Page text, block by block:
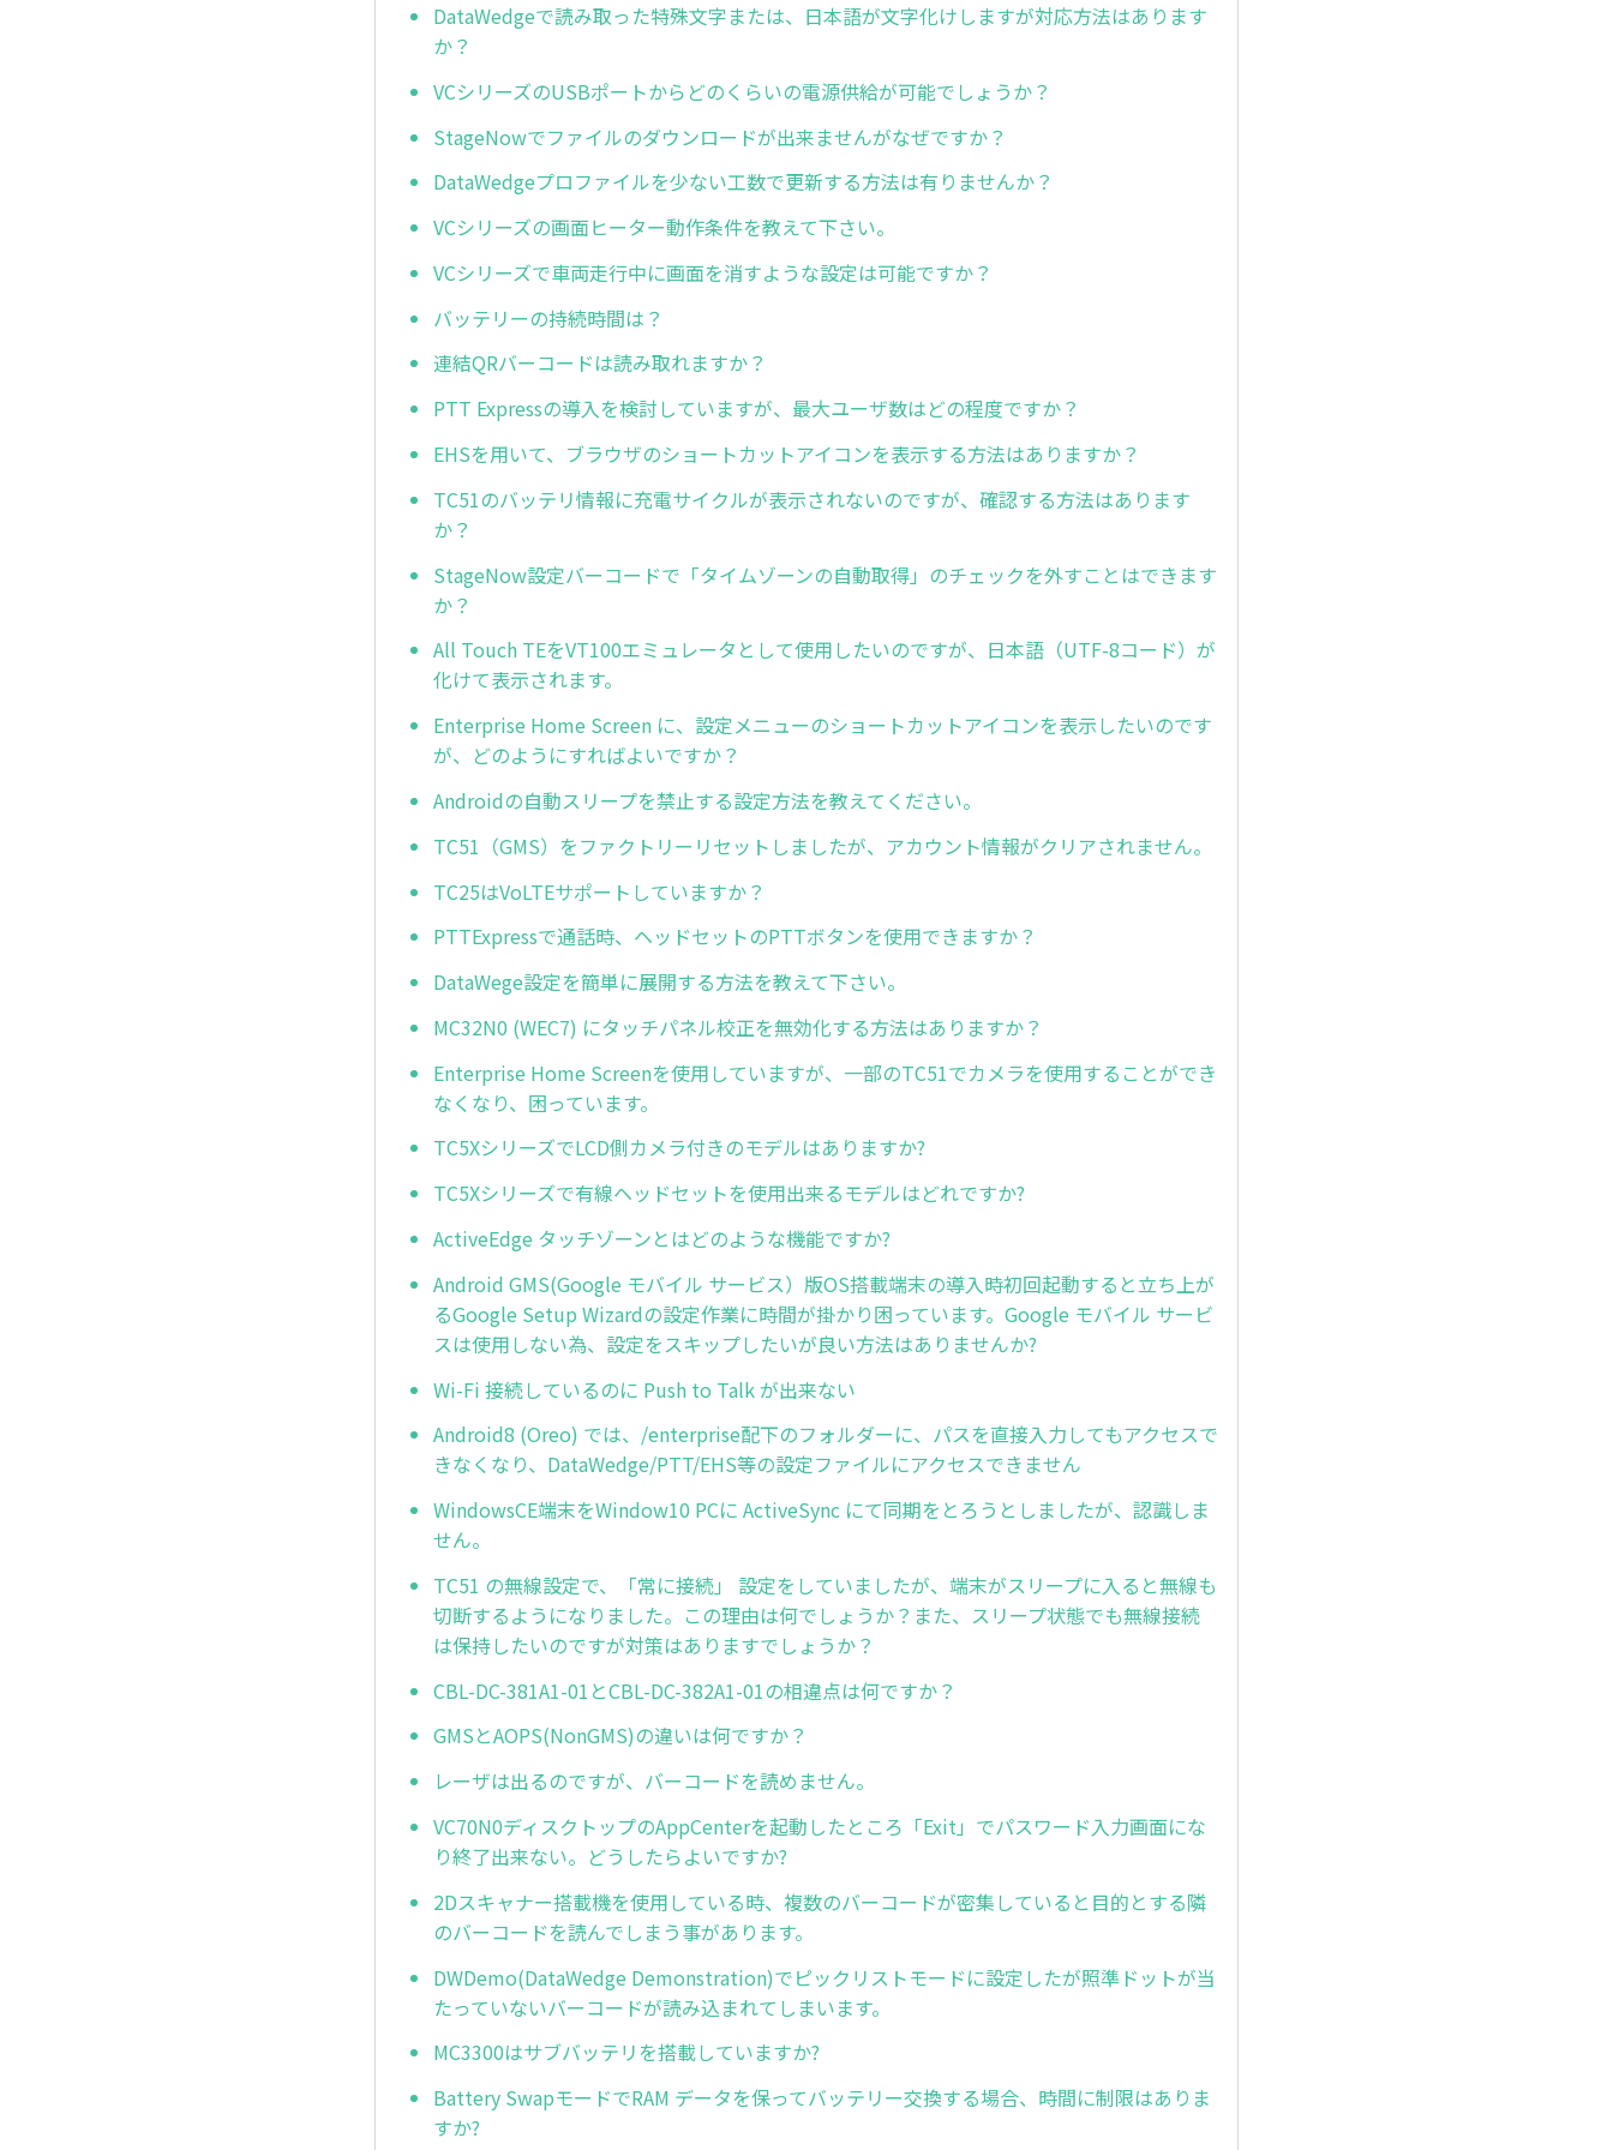
DataWedgeで読み取った特殊文字または、日本語が文字化けしますが対応方法はあります
か？
VCシリーズのUSBポートからどのくらいの電源供給が可能でしょうか？
StageNowでファイルのダウンロードが出来ませんがなぜですか？
DataWedgeプロファイルを少ない工数で更新する方法は有りませんか？
VCシリーズの画面ヒーター動作条件を教えて下さい。
VCシリーズで車両走行中に画面を消すような設定は可能ですか？
バッテリーの持続時間は？
連結QRバーコードは読み取れますか？
PTT Expressの導入を検討していますが、最大ユーザ数はどの程度ですか？
EHSを用いて、ブラウザのショートカットアイコンを表示する方法はありますか？
TC51のバッテリ情報に充電サイクルが表示されないのですが、確認する方法はあります
か？
StageNow設定バーコードで「タイムゾーンの自動取得」のチェックを外すことはできます
か？
All Touch TEをVT100エミュレータとして使用したいのですが、日本語（UTF-8コード）が
化けて表示されます。
Enterprise Home Screen に、設定メニューのショートカットアイコンを表示したいのです
が、どのようにすればよいですか？
Androidの自動スリープを禁止する設定方法を教えてください。
TC51（GMS）をファクトリーリセットしましたが、アカウント情報がクリアされません。
TC25はVoLTEサポートしていますか？
PTTExpressで通話時、ヘッドセットのPTTボタンを使用できますか？
DataWege設定を簡単に展開する方法を教えて下さい。
MC32N0 (WEC7) にタッチパネル校正を無効化する方法はありますか？
Enterprise Home Screenを使用していますが、一部のTC51でカメラを使用することができ
なくなり、困っています。
TC5XシリーズでLCD側カメラ付きのモデルはありますか?
TC5Xシリーズで有線ヘッドセットを使用出来るモデルはどれですか?
ActiveEdge タッチゾーンとはどのような機能ですか?
Android GMS(Google モバイル サービス）版OS搭載端末の導入時初回起動すると立ち上が
るGoogle Setup Wizardの設定作業に時間が掛かり困っています。Google モバイル サービ
スは使用しない為、設定をスキップしたいが良い方法はありませんか?
Wi-Fi 接続しているのに Push to Talk が出来ない
Android8 (Oreo) では、/enterprise配下のフォルダーに、パスを直接入力してもアクセスで
きなくなり、DataWedge/PTT/EHS等の設定ファイルにアクセスできません
WindowsCE端末をWindow10 PCに ActiveSync にて同期をとろうとしましたが、認識しま
せん。
TC51 の無線設定で、「常に接続」 設定をしていましたが、端末がスリープに入ると無線も
切断するようになりました。この理由は何でしょうか？また、スリープ状態でも無線接続
は保持したいのですが対策はありますでしょうか？
CBL-DC-381A1-01とCBL-DC-382A1-01の相違点は何ですか？
GMSとAOPS(NonGMS)の違いは何ですか？
レーザは出るのですが、バーコードを読めません。
VC70N0ディスクトップのAppCenterを起動したところ「Exit」でパスワード入力画面にな
り終了出来ない。どうしたらよいですか?
2Dスキャナー搭載機を使用している時、複数のバーコードが密集していると目的とする隣
のバーコードを読んでしまう事があります。
DWDemo(DataWedge Demonstration)でピックリストモードに設定したが照準ドットが当
たっていないバーコードが読み込まれてしまいます。
MC3300はサブバッテリを搭載していますか?
Battery SwapモードでRAM データを保ってバッテリー交換する場合、時間に制限はありま
すか?